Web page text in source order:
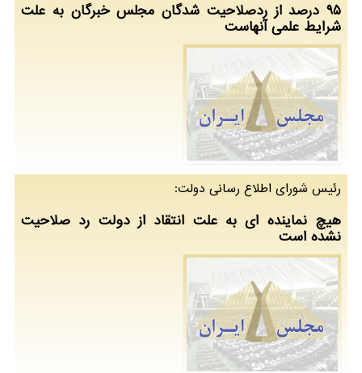
۹۵ درصد از ردصلاحیت شدگان مجلس خبرگان به علت
شرایط علمی آنهاست
رئیس شورای اطلاع رسانی دولت:
هیچ نماینده ای به علت انتقاد از دولت رد صلاحیت
نشده است